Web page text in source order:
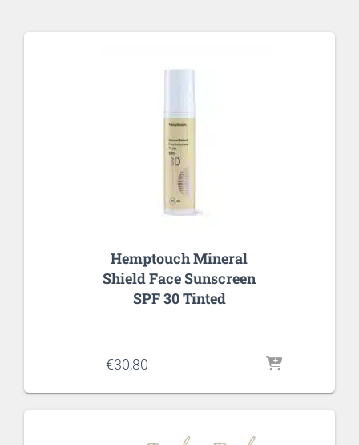
Hemptouch Mineral
Shield Face Sunscreen
SPF 30 Tinted
€30,80